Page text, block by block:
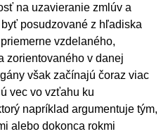
na uzavieranie zmlúv a
posudzované z hľadiska
vzdelaného,
zorientovaného v danej
však začínajú čoraz viac
vec vo vzťahu ku
napríklad argumentuje tým,
alebo dokonca rokmi